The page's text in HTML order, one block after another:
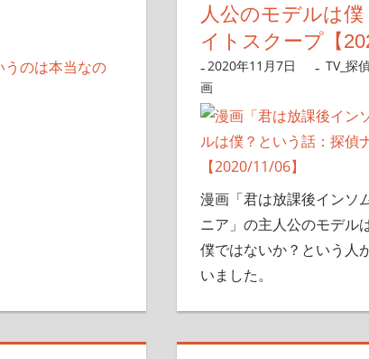
人公のモデルは
イトスクープ【
2020年11月7日 TV_探
画
漫画「君は放課後インソ
ニア」の主人公のモデル
僕ではないか？という人
いました。